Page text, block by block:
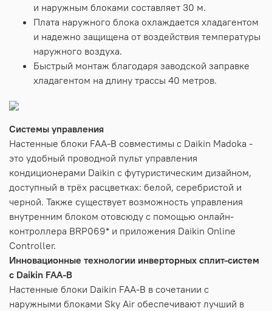
и наружным блоками составляет 30 м.
Плата наружного блока охлаждается хладагентом
и надежно защищена от воздействия температуры
наружного воздуха.
Быстрый монтаж благодаря заводской заправке
хладагентом на длину трассы 40 метров.
Системы управления
Настенные блоки FAA-B совместимы с Daikin Madoka -
это удобный проводной пульт управления
кондиционерами Daikin с футуристическим дизайном,
доступный в трёх расцветках: белой, серебристой и
черной. Также существует возможность управления
внутренним блоком отовсюду с помощью онлайн-
контроллера BRP069* и приложения Daikin Online
Controller.
Инновационные технологии инверторных сплит-систем
с Daikin FAA-B
Настенные блоки Daikin FAA-B в сочетании с
наружными блоками Sky Air обеспечивают лучший в